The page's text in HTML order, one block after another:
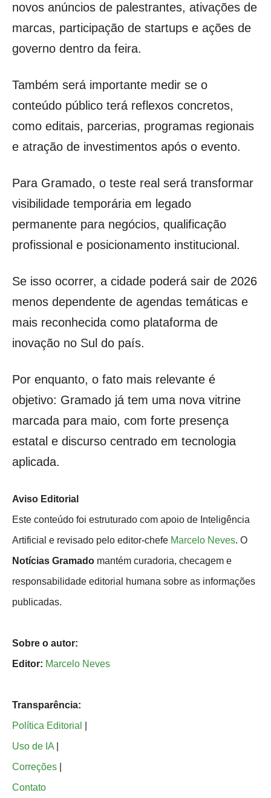
novos anúncios de palestrantes, ativações de
marcas, participação de startups e ações de
governo dentro da feira.
Também será importante medir se o
conteúdo público terá reflexos concretos,
como editais, parcerias, programas regionais
e atração de investimentos após o evento.
Para Gramado, o teste real será transformar
visibilidade temporária em legado
permanente para negócios, qualificação
profissional e posicionamento institucional.
Se isso ocorrer, a cidade poderá sair de 2026
menos dependente de agendas temáticas e
mais reconhecida como plataforma de
inovação no Sul do país.
Por enquanto, o fato mais relevante é
objetivo: Gramado já tem uma nova vitrine
marcada para maio, com forte presença
estatal e discurso centrado em tecnologia
aplicada.
Aviso Editorial
Este conteúdo foi estruturado com apoio de Inteligência
Artificial e revisado pelo editor-chefe Marcelo Neves. O
Notícias Gramado mantém curadoria, checagem e
responsabilidade editorial humana sobre as informações
publicadas.
Sobre o autor:
Editor: Marcelo Neves
Transparência:
Política Editorial
Uso de IA
Correções
Contato